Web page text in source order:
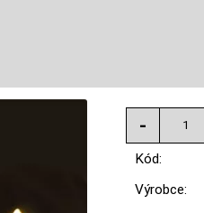
Kód:
Výrobce: